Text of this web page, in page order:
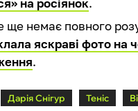
ще немає повного
яскраві фото на
.
Дарія Снігур Теніс